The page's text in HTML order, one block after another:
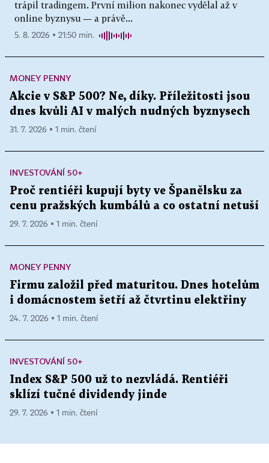
trápil tradingem. První milion nakonec vydělal až v
online byznysu — a právě...
5. 8. 2026 ▪ 21:50 min.
MONEY PENNY
Akcie v S&P 500? Ne, díky. Příležitosti jsou
dnes kvůli AI v malých nudných byznysech
31. 7. 2026 ▪ 1 min. čtení
INVESTOVÁNÍ 50+
Proč rentiéři kupují byty ve Španělsku za
cenu pražských kumbálů a co ostatní netuší
29. 7. 2026 ▪ 1 min. čtení
MONEY PENNY
Firmu založil před maturitou. Dnes hotelům
i domácnostem šetří až čtvrtinu elektřiny
24. 7. 2026 ▪ 1 min. čtení
INVESTOVÁNÍ 50+
Index S&P 500 už to nezvládá. Rentiéři
sklízí tučné dividendy jinde
29. 7. 2026 ▪ 1 min. čtení